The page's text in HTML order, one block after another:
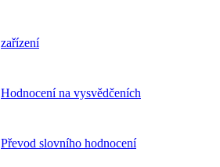
zařízení
Hodnocení na vysvědčeních
Převod slovního hodnocení